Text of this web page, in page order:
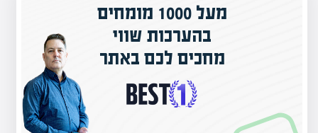
מעל 1000 מומחים
בהערכות שווי
מחכים לכם באתר